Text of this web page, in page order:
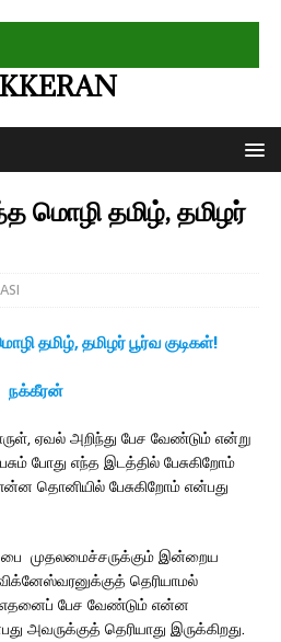
மொழி தமிழ், தமிழர்
தமிழ், தமிழர் பூர்வ குடிகள்!
நக்கீரன்
ஏவல் அறிந்து பேச வேண்டும் என்று
போது எந்த இடத்தில் பேசுகிறோம்
தொனியில் பேசுகிறோம் என்பது
முதலமைச்சருக்கும் இன்றைய
தெரியாமல்
எதனைப் பேச வேண்டும் என்ன
அவருக்குத் தெரியாது இருக்கிறது.